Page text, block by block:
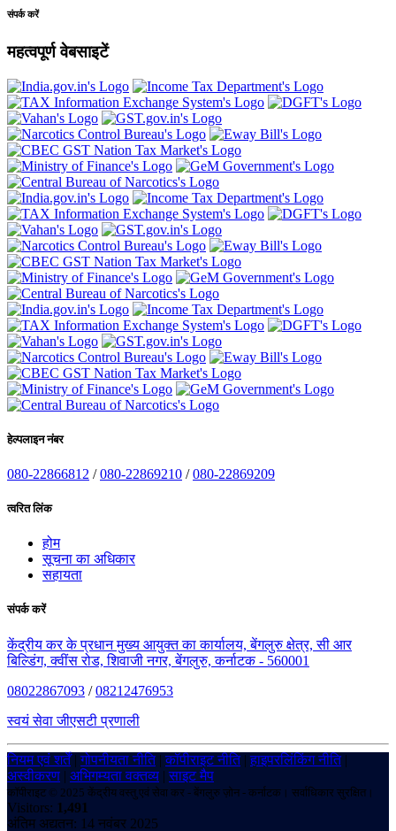
संपर्क करें
महत्वपूर्ण वेबसाइटें
हेल्पलाइन नंबर
080-22866812 /080-22869210 /080-22869209
त्वरित लिंक
होम
सूचना का अधिकार
सहायता
संपर्क करें
केंद्रीय कर के प्रधान मुख्य आयुक्त का कार्यालय, बेंगलुरु क्षेत्र, सी आर
बिल्डिंग, क्वींस रोड, शिवाजी नगर, बेंगलुरु, कर्नाटक - 560001
08022867093 /08212476953
स्वयं सेवा जीएसटी प्रणाली
नियम एवं शर्तें|गोपनीयता नीति|कॉपीराइट नीति|हाइपरलिंकिंग नीति|
अस्वीकरण | अभिगम्यता वक्तव्य |साइट मैप
कॉपीराइट © 2025 केंद्रीय वस्तु एवं सेवा कर - बेंगलुरु ज़ोन - कर्नाटक। सर्वाधिकार सुरक्षित।
Visitors: 1,491
अंतिम अद्यतन: 14 नवंबर 2025